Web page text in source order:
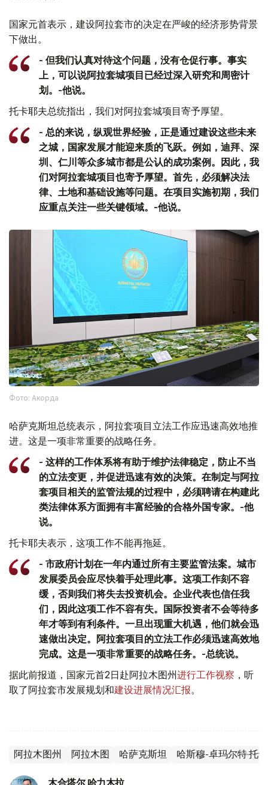
国家元首表示，建设阿拉套市的决定在严峻的经济形势背景
下做出。
- 但我们认真对待这个问题，没有仓促行事。事实
上，可以说阿拉套城项目已经过深入研究和周密计
划。-他说。
托卡耶夫总统指出，我们对阿拉套城项目寄予厚望。
- 总的来说，纵观世界经验，正是通过建设这些未来
之城，国家发展才能迎来质的飞跃。例如，迪拜、深
圳、仁川等众多城市都是公认的成功案例。因此，我
们对阿拉套城项目也寄予厚望。首先，必须解决法
律、土地和基础设施等问题。在项目实施初期，我们
应重点关注一些关键领域。-他说。
Фото: Акорда
哈萨克斯坦总统表示，阿拉套项目立法工作应迅速高效地推
进。这是一项非常重要的战略任务。
- 这样的工作体系将有助于维护法律稳定，防止不当
的立法变更，并促进迅速有效的决策。在制定与阿拉
套项目相关的监管法规的过程中，必须聘请在构建此
类法律体系方面拥有丰富经验的合格外国专家。-他
说。
托卡耶夫表示，这项工作不能再拖延。
- 市政府计划在一年内通过所有主要监管法案。城市
发展委员会应尽快着手处理此事。这项工作刻不容
缓，否则我们将失去投资机会。企业代表也信任我
们，因此这项工作不容有失。国际投资者不会等待多
年才等到有利条件。一旦出现重大机遇，他们就会迅
速做出决定。阿拉套项目的立法工作必须迅速高效地
完成。这是一项非常重要的战略任务。-总统说。
据此前报道，国家元首2日赴阿拉木图州进行工作视察 ，听
取了阿拉套市发展规划和建设进展情况汇报。
阿拉木图州 阿拉木图 哈萨克斯坦 哈斯穆-卓玛尔特·托